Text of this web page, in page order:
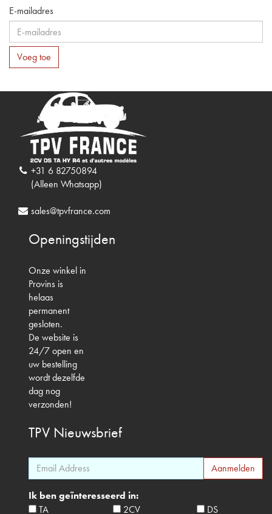
E-mailadres
Voeg toe
+31 6 82750894
(Alleen Whatsapp)
sales@tpvfrance.com
Openingstijden
Onze winkel in
Provins is
helaas
permanent
gesloten.
De website is
24/7 open en
uw bestelling
wordt dezelfde
dag nog
verzonden!
TPV Nieuwsbrief
Ik ben geïnteresseerd in:
TA
2CV DS